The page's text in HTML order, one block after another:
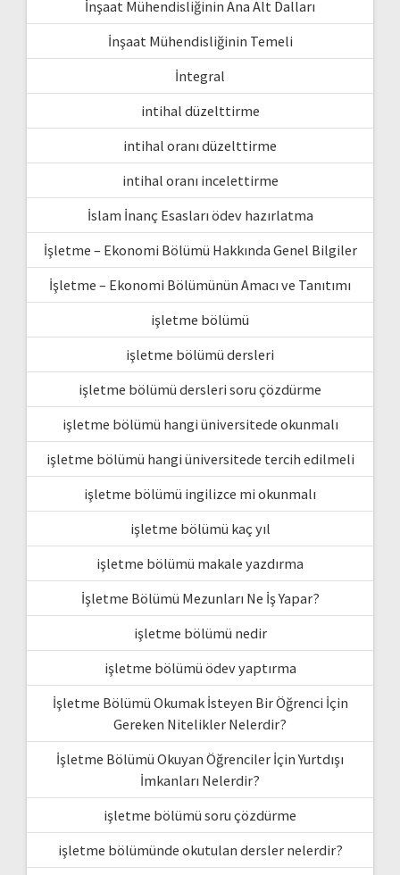
İnşaat Mühendisliğinin Ana Alt Dalları
İnşaat Mühendisliğinin Temeli
İntegral
intihal düzelttirme
intihal oranı düzelttirme
intihal oranı incelettirme
İslam İnanç Esasları ödev hazırlatma
İşletme – Ekonomi Bölümü Hakkında Genel Bilgiler
İşletme – Ekonomi Bölümünün Amacı ve Tanıtımı
işletme bölümü
işletme bölümü dersleri
işletme bölümü dersleri soru çözdürme
işletme bölümü hangi üniversitede okunmalı
işletme bölümü hangi üniversitede tercih edilmeli
işletme bölümü ingilizce mi okunmalı
işletme bölümü kaç yıl
işletme bölümü makale yazdırma
İşletme Bölümü Mezunları Ne İş Yapar?
işletme bölümü nedir
işletme bölümü ödev yaptırma
İşletme Bölümü Okumak İsteyen Bir Öğrenci İçin
Gereken Nitelikler Nelerdir?
İşletme Bölümü Okuyan Öğrenciler İçin Yurtdışı
İmkanları Nelerdir?
işletme bölümü soru çözdürme
işletme bölümünde okutulan dersler nelerdir?